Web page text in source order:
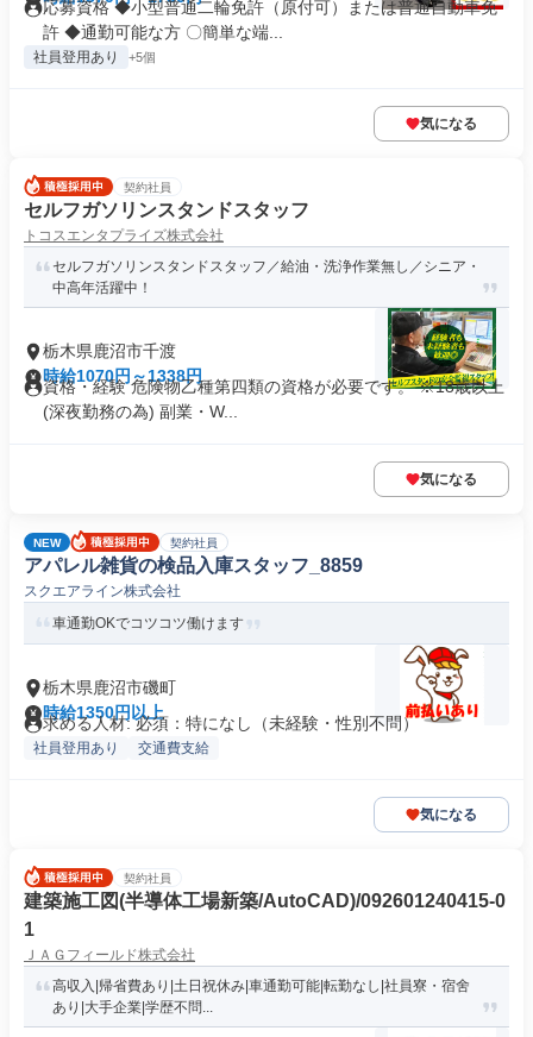
応募資格 ◆小型普通二輪免許（原付可）または普通自動車免
許 ◆通勤可能な方 〇簡単な端...
社員登用あり +5個
気になる
契約社員
セルフガソリンスタンドスタッフ
トコスエンタプライズ株式会社
セルフガソリンスタンドスタッフ／給油・洗浄作業無し／シニア・
中高年活躍中！
栃木県鹿沼市千渡
時給1070円～1338円
資格・経験 危険物乙種第四類の資格が必要です。 ※18歳以上
(深夜勤務の為) 副業・W...
気になる
NEW 契約社員
アパレル雑貨の検品入庫スタッフ_8859
スクエアライン株式会社
車通勤OKでコツコツ働けます
栃木県鹿沼市磯町
時給1350円以上
求める人材: 必須：特になし（未経験・性別不問）
社員登用あり 交通費支給
気になる
契約社員
建築施工図(半導体工場新築/AutoCAD)/092601240415-0
1
ＪＡＧフィールド株式会社
高収入|帰省費あり|土日祝休み|車通勤可能|転勤なし|社員寮・宿舍
あり|大手企業|学歴不問...